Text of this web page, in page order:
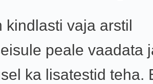
kindlasti vaja arstil
peale vaadata
ka lisatestid teha.